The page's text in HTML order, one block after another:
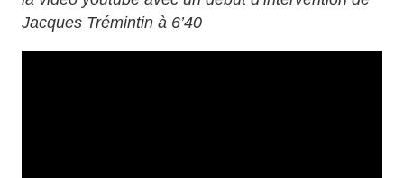
Jacques Trémintin à 6’40